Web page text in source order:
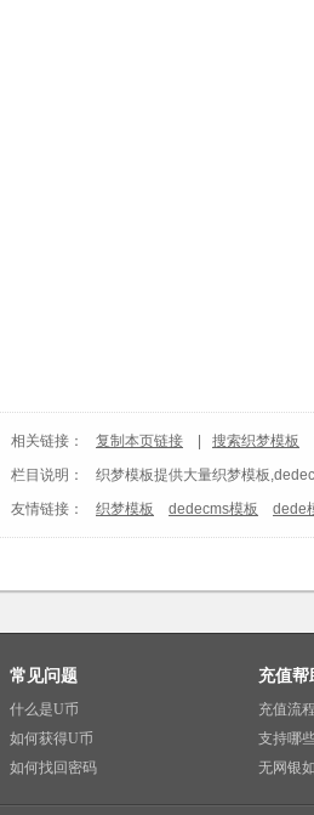
相关链接： 复制本页链接 搜索织梦模板
栏目说明：
织梦模板提供大量织梦模板
友情链接：
织梦模板 dedecms模板 dede
常见问题
什么是U币
如何获得U币
如何找回密码
充值帮
充值流
支持哪
无网银